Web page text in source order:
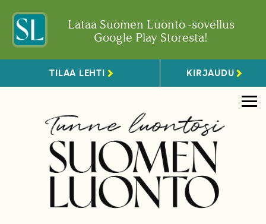
Lataa Suomen Luonto -sovellus
Google Play Storesta!
TILAA LEHTI KIRJAUDU